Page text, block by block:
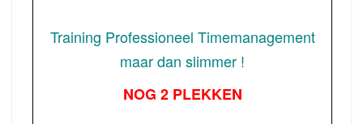
Training Professioneel Timemanagement
maar dan slimmer !
NOG 2 PLEKKEN